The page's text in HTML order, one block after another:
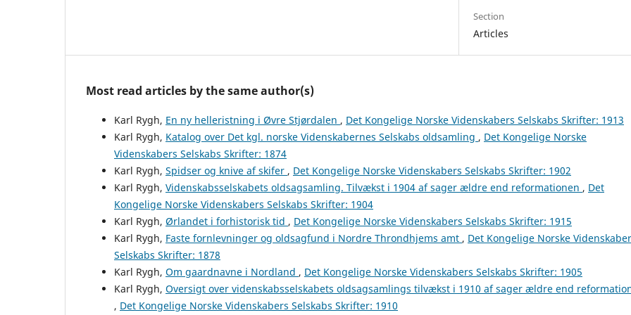
Section
Articles
Most read articles by the same author(s)
Karl Rygh, En ny helleristning i Øvre Stjørdalen , Det Kongelige Norske Videnskabers Selskabs Skrifter: 1913
Karl Rygh, Katalog over Det kgl. norske Videnskabernes Selskabs oldsamling , Det Kongelige Norske
Videnskabers Selskabs Skrifter: 1874
Karl Rygh, Spidser og knive af skifer , Det Kongelige Norske Videnskabers Selskabs Skrifter: 1902
Karl Rygh, Videnskabsselskabets oldsagsamling. Tilvækst i 1904 af sager ældre end reformationen , Det
Kongelige Norske Videnskabers Selskabs Skrifter: 1904
Karl Rygh, Ørlandet i forhistorisk tid , Det Kongelige Norske Videnskabers Selskabs Skrifter: 1915
Karl Rygh, Faste fornlevninger og oldsagfund i Nordre Throndhjems amt , Det Kongelige Norske
Selskabs Skrifter: 1878
Karl Rygh, Om gaardnavne i Nordland , Det Kongelige Norske Videnskabers Selskabs Skrifter: 1905
Karl Rygh, Oversigt over videnskabsselskabets oldsagsamlings tilvækst i 1910 af sager ældre end
, Det Kongelige Norske Videnskabers Selskabs Skrifter: 1910